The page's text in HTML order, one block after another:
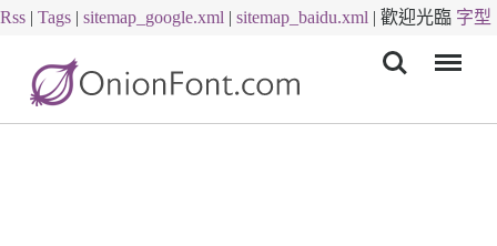
Rss | Tags | sitemap_google.xml | sitemap_baidu.xml | 歡迎光臨 字型